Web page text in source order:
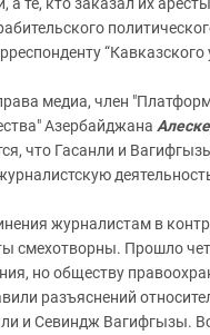
“Кавказского
медиа, член
Азербайджана
что Гасанли и
журналистам в
смехотворны. Прошло
но обществу
разъяснений
и Севиндж Вагифгызы.